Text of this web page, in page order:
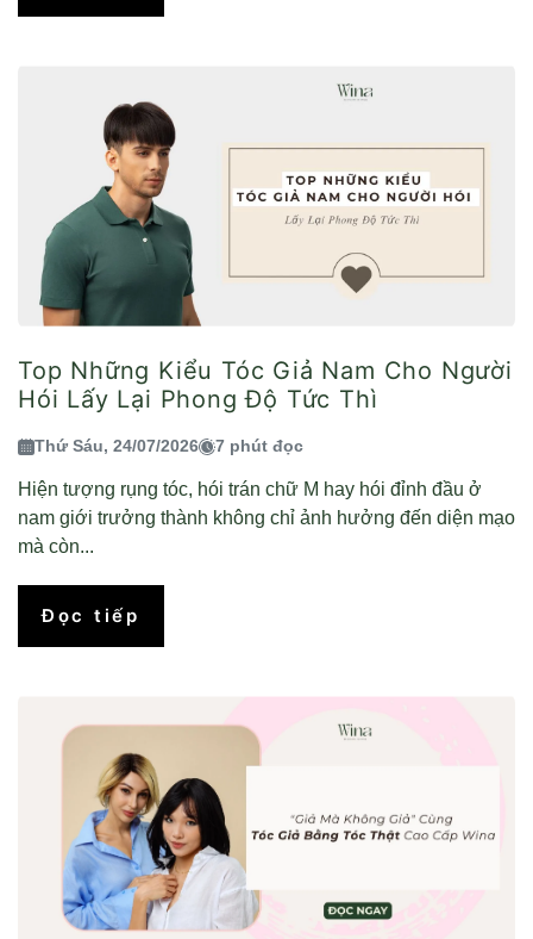
Top Những Kiểu Tóc Giả Nam Cho Người
Hói Lấy Lại Phong Độ Tức Thì
Thứ Sáu, 24/07/2026 7 phút đọc
Hiện tượng rụng tóc, hói trán chữ M hay hói đỉnh đầu ở
nam giới trưởng thành không chỉ ảnh hưởng đến diện mạo
mà còn...
Đọc tiếp